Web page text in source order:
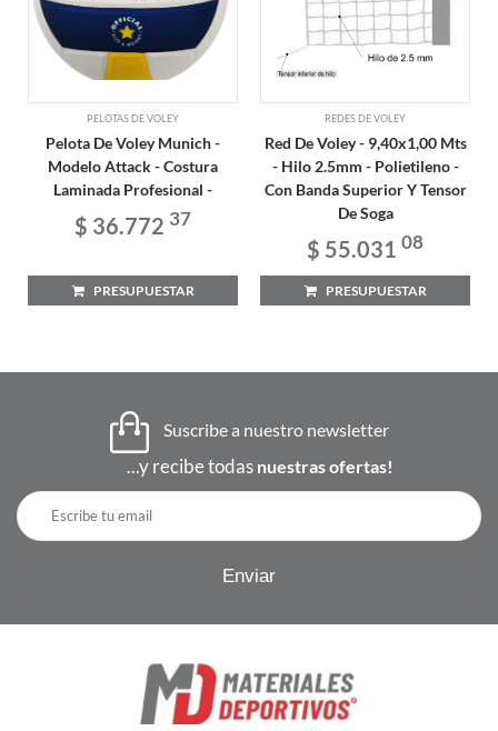
PELOTAS DE VOLEY
Pelota De Voley Munich -
Modelo Attack - Costura
Laminada Profesional -
$ 36.772 37
PRESUPUESTAR
REDES DE VOLEY
Red De Voley - 9,40x1,00 Mts
- Hilo 2.5mm - Polietileno -
Con Banda Superior Y Tensor
De Soga
$ 55.031 08
PRESUPUESTAR
Suscribe a nuestro newsletter
...y recibe todas nuestras ofertas!